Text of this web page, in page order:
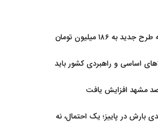
رکوردشکنی قیمت طلا و ارز؛ سکه طرح جدید به ۱۸۶ میلیون تومان
اساسی و راهبردی کشور باید
مشهد افزایش یافت
افزایش ۳۰ تا ۵۰ درصدی بارش در پاییز؛ یک احتمال، نه